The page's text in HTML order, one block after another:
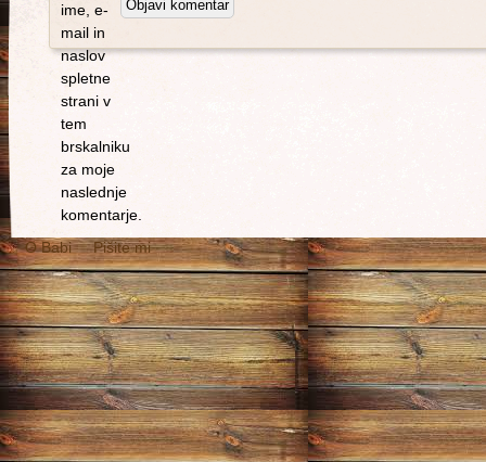
ime, e-
mail in
naslov
spletne
strani v
tem
brskalniku
za moje
naslednje
komentarje.
O Babi
Pišite mi